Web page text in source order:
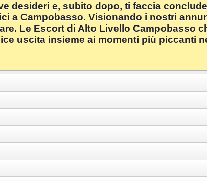
desideri e, subito dopo, ti faccia
a Campobasso. Visionando i nostri
Le Escort di Alto Livello Campobasso
uscita insieme ai momenti più piccanti